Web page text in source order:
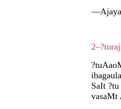
—Ajaya
SaIt
vasaMt